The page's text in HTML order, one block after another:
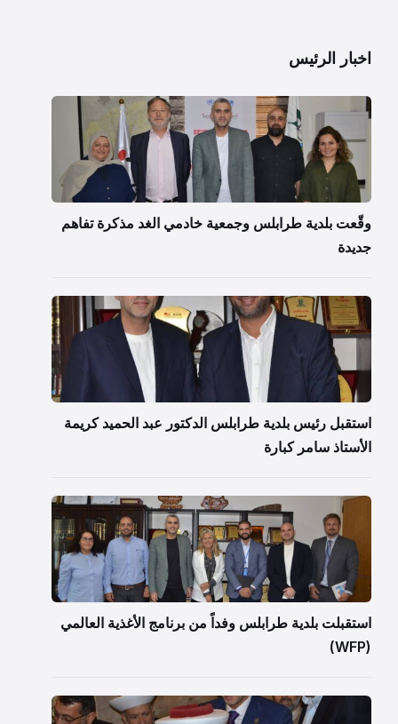
اخبار الرئيس
وقّعت بلدية طرابلس وجمعية خادمي الغد مذكرة تفاهم
جديدة
استقبل رئيس بلدية طرابلس الدكتور عبد الحميد كريمة
الأستاذ سامر كبارة
استقبلت بلدية طرابلس وفداً من برنامج الأغذية العالمي
(WFP)